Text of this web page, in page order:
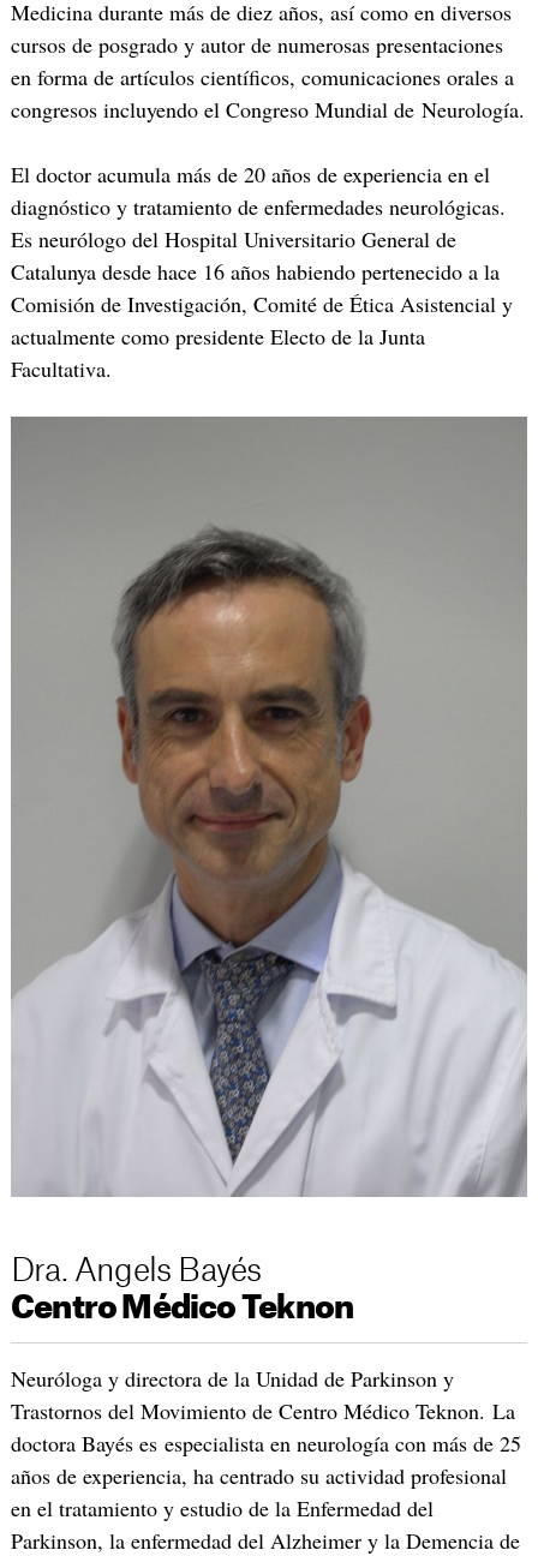
Medicina durante más de diez años, así como en diversos
cursos de posgrado y autor de numerosas presentaciones
en forma de artículos científicos, comunicaciones orales a
congresos incluyendo el Congreso Mundial de Neurología.
El doctor acumula más de 20 años de experiencia en el
diagnóstico y tratamiento de enfermedades neurológicas.
Es neurólogo del Hospital Universitario General de
Catalunya desde hace 16 años habiendo pertenecido a la
Comisión de Investigación, Comité de Ética Asistencial y
actualmente como presidente Electo de la Junta
Facultativa.
Dra. Angels Bayés
Centro Médico Teknon
Neuróloga y directora de la Unidad de Parkinson y
Trastornos del Movimiento de Centro Médico Teknon. La
doctora Bayés es especialista en neurología con más de 25
años de experiencia, ha centrado su actividad profesional
en el tratamiento y estudio de la Enfermedad del
Parkinson, la enfermedad del Alzheimer y la Demencia de